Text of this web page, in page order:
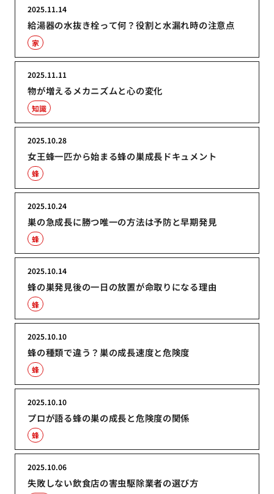
給湯器の水抜き栓って何？役割と水漏れ時の注意点
2025.11.14
家
物が増えるメカニズムと心の変化
2025.11.11
知識
女王蜂一匹から始まる蜂の巣成長ドキュメント
2025.10.28
蜂
巣の急成長に勝つ唯一の方法は予防と早期発見
2025.10.24
蜂
蜂の巣発見後の一日の放置が命取りになる理由
2025.10.14
蜂
蜂の種類で違う？巣の成長速度と危険度
2025.10.10
蜂
プロが語る蜂の巣の成長と危険度の関係
2025.10.10
蜂
失敗しない飲食店の害虫駆除業者の選び方
2025.10.06